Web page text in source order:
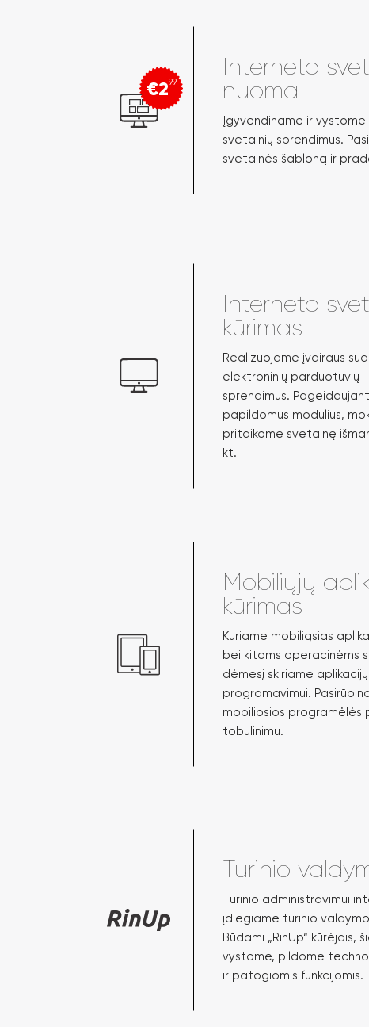
Interneto
nuoma
€299
Įgyvendiname ir
svetainių sprendimus.
svetainės šabloną ir
Interneto
kūrimas
Realizuojame įvairaus
elektroninių parduotuvių
sprendimus.
papildomus modulius,
pritaikome svetainę
kt.
Mobiliųjų
kūrimas
Kuriame mobiliąsias
bei kitoms operacinėms
dėmesį skiriame
programavimui.
mobiliosios programėlės
tobulinimu.
Turinio
Turinio administravimui
įdiegiame turinio valdymo
Būdami „RinUp“ kūrėjais,
vystome, pildome
ir patogiomis funkcijomis.